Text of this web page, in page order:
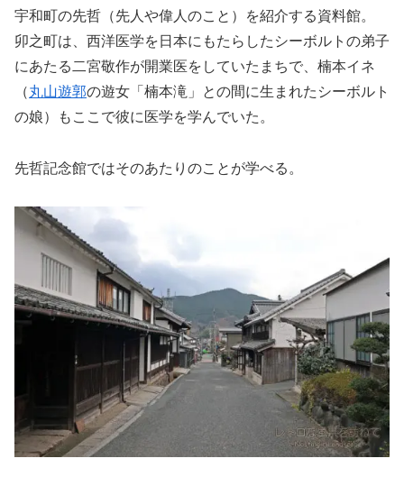
宇和町の先哲（先人や偉人のこと）を紹介する資料館。
卯之町は、西洋医学を日本にもたらしたシーボルトの弟子
にあたる二宮敬作が開業医をしていたまちで、楠本イネ
（丸山遊郭の遊女「楠本滝」との間に生まれたシーボルト
の娘）もここで彼に医学を学んでいた。
先哲記念館ではそのあたりのことが学べる。